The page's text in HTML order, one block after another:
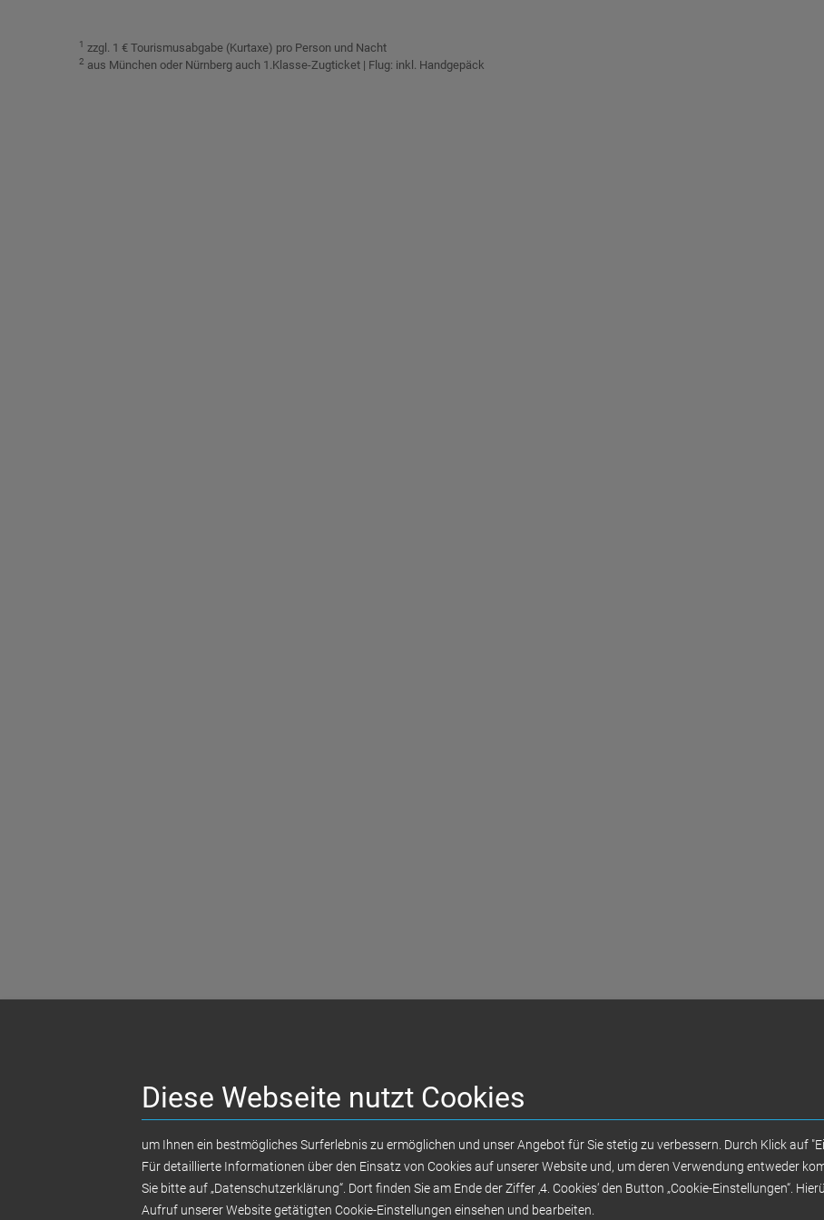
1 zzgl. 1 € Tourismusabgabe (Kurtaxe) pro Person und Nacht
2 aus München oder Nürnberg auch 1.Klasse-Zugticket | Flug: inkl. Handgepäck
Diese Webseite nutzt Cookies
um Ihnen ein bestmögliches Surferlebnis zu ermöglichen und unser Angebot für Sie stetig zu verbessern. Durch Klick auf
Für detaillierte Informationen über den Einsatz von Cookies auf unserer Website und, um deren Verwendung entweder
Sie bitte auf „Datenschutzerklärung“. Dort finden Sie am Ende der Ziffer ‚4. Cookies‘ den Button „Cookie-Einstellungen“.
Aufruf unserer Website getätigten Cookie-Einstellungen einsehen und bearbeiten.
WDR-Reportage mit Doc Esser
Sedlmeier Dental im Test –
Behandlungen in Ungarn ebenbürtig